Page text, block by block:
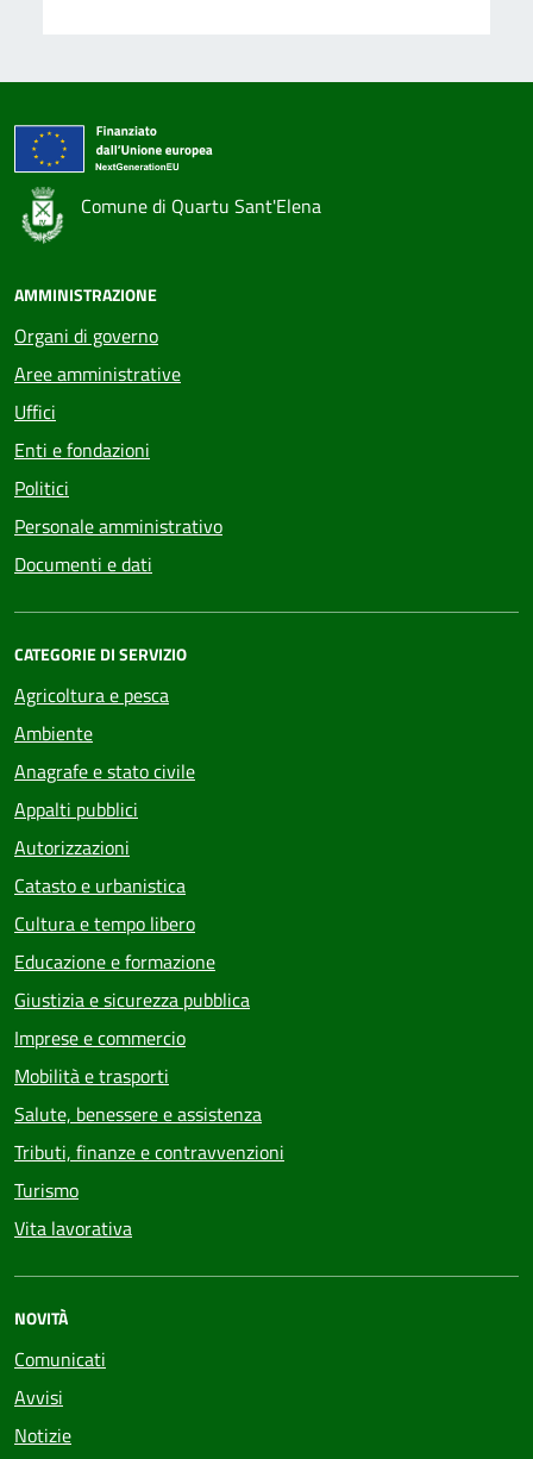
Comune di Quartu Sant'Elena
AMMINISTRAZIONE
Organi di governo
Aree amministrative
Uffici
Enti e fondazioni
Politici
Personale amministrativo
Documenti e dati
CATEGORIE DI SERVIZIO
Agricoltura e pesca
Ambiente
Anagrafe e stato civile
Appalti pubblici
Autorizzazioni
Catasto e urbanistica
Cultura e tempo libero
Educazione e formazione
Giustizia e sicurezza pubblica
Imprese e commercio
Mobilità e trasporti
Salute, benessere e assistenza
Tributi, finanze e contravvenzioni
Turismo
Vita lavorativa
NOVITÀ
Comunicati
Avvisi
Notizie